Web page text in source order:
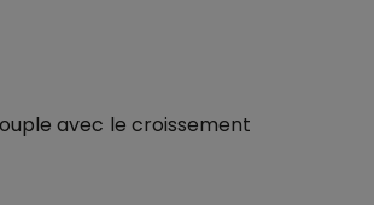
avec le croissement